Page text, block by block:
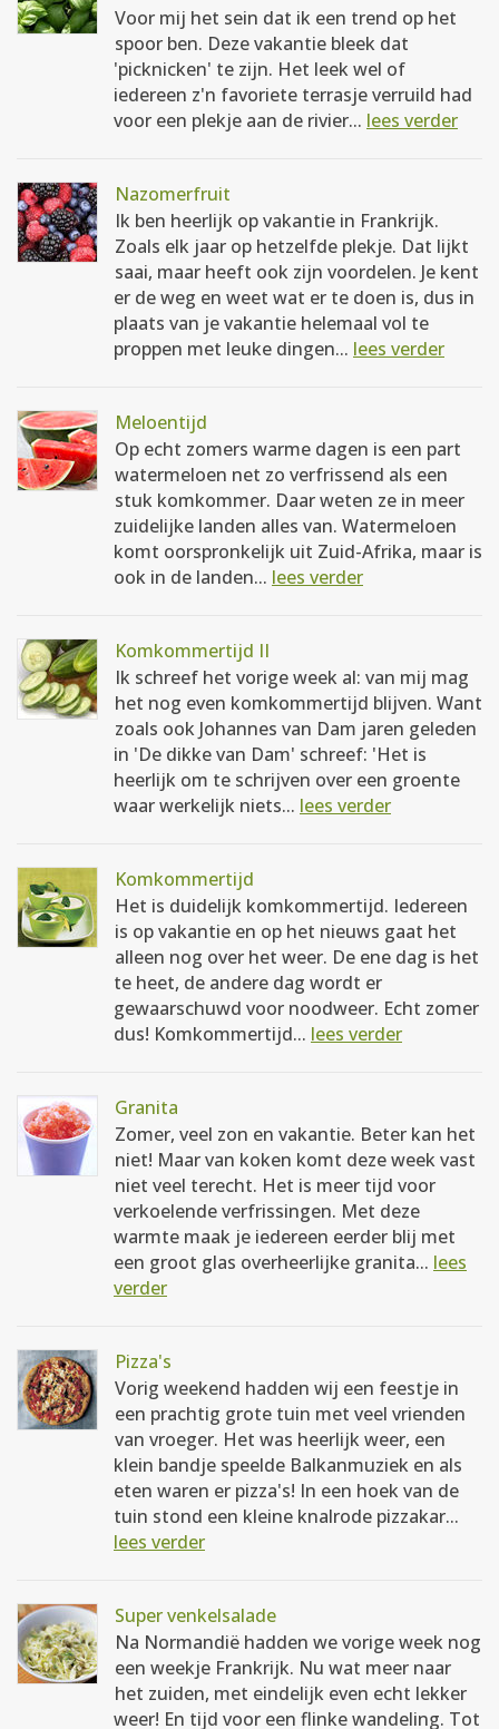
Voor mij het sein dat ik een trend op het
spoor ben. Deze vakantie bleek dat
'picknicken' te zijn. Het leek wel of
iedereen z'n favoriete terrasje verruild had
voor een plekje aan de rivier... lees verder
Nazomerfruit
Ik ben heerlijk op vakantie in Frankrijk.
Zoals elk jaar op hetzelfde plekje. Dat lijkt
saai, maar heeft ook zijn voordelen. Je kent
er de weg en weet wat er te doen is, dus in
plaats van je vakantie helemaal vol te
proppen met leuke dingen... lees verder
Meloentijd
Op echt zomers warme dagen is een part
watermeloen net zo verfrissend als een
stuk komkommer. Daar weten ze in meer
zuidelijke landen alles van. Watermeloen
komt oorspronkelijk uit Zuid-Afrika, maar is
ook in de landen... lees verder
Komkommertijd II
Ik schreef het vorige week al: van mij mag
het nog even komkommertijd blijven. Want
zoals ook Johannes van Dam jaren geleden
in 'De dikke van Dam' schreef: 'Het is
heerlijk om te schrijven over een groente
waar werkelijk niets... lees verder
Komkommertijd
Het is duidelijk komkommertijd. Iedereen
is op vakantie en op het nieuws gaat het
alleen nog over het weer. De ene dag is het
te heet, de andere dag wordt er
gewaarschuwd voor noodweer. Echt zomer
dus! Komkommertijd... lees verder
Granita
Zomer, veel zon en vakantie. Beter kan het
niet! Maar van koken komt deze week vast
niet veel terecht. Het is meer tijd voor
verkoelende verfrissingen. Met deze
warmte maak je iedereen eerder blij met
een groot glas overheerlijke granita... lees
verder
Pizza's
Vorig weekend hadden wij een feestje in
een prachtig grote tuin met veel vrienden
van vroeger. Het was heerlijk weer, een
klein bandje speelde Balkanmuziek en als
eten waren er pizza's! In een hoek van de
tuin stond een kleine knalrode pizzakar...
lees verder
Super venkelsalade
Na Normandië hadden we vorige week nog
een weekje Frankrijk. Nu wat meer naar
het zuiden, met eindelijk even echt lekker
weer! En tijd voor een flinke wandeling. Tot